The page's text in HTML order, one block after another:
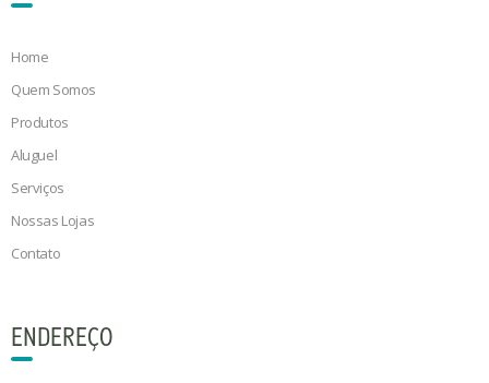
Home
Quem Somos
Produtos
Aluguel
Serviços
Nossas Lojas
Contato
ENDEREÇO